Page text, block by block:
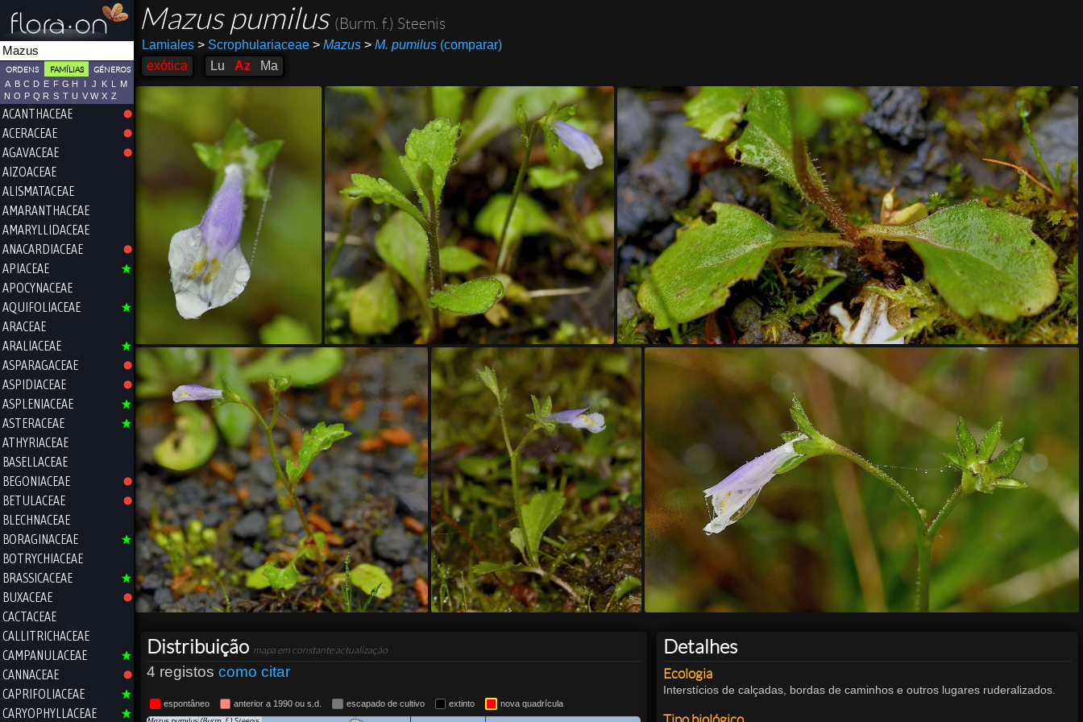
ORDENS FAMÍLIAS GÉNEROS
A B C D E F G H I J K L
M
N O P Q R S T U V W X Z
ACANTHACEAE
ACERACEAE
AGAVACEAE
AIZOACEAE
ALISMATACEAE
AMARANTHACEAE
AMARYLLIDACEAE
ANACARDIACEAE
APIACEAE
APOCYNACEAE
AQUIFOLIACEAE
ARACEAE
ARALIACEAE
ASPARAGACEAE
ASPIDIACEAE
ASPLENIACEAE
ASTERACEAE
ATHYRIACEAE
BASELLACEAE
BEGONIACEAE
BETULACEAE
BLECHNACEAE
BORAGINACEAE
BOTRYCHIACEAE
BRASSICACEAE
BUXACEAE
CACTACEAE
CALLITRICHACEAE
CAMPANULACEAE
CANNACEAE
CAPRIFOLIACEAE
CARYOPHYLLACEAE
Mazus pumilus (Burm. f.) Steenis
Lamiales >Scrophulariaceae > Mazus > M. pumilus(comparar)
exótica
Lu Az Ma
Distribuição mapa em constante actualização
4 registos como citar
espontâneo anterior a 1990 ou s.d. escapado de cultivo extinto nova quadrícula
Detalhes
Ecologia
Interstícios de calçadas, bordas de caminhos e outros lugares ruderalizados.